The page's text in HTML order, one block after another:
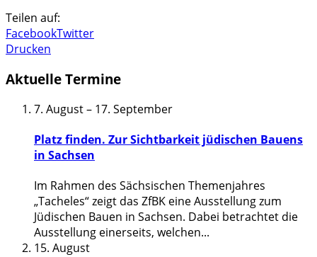
Teilen auf:
FacebookTwitter
Drucken
Aktuelle Termine
7. August– 17. September
Platz finden. Zur Sichtbarkeit jüdischen Bauens
in Sachsen
Im Rahmen des Sächsischen Themenjahres
„Tacheles“ zeigt das ZfBK eine Ausstellung zum
Jüdischen Bauen in Sachsen. Dabei betrachtet die
Ausstellung einerseits, welchen...
15. August